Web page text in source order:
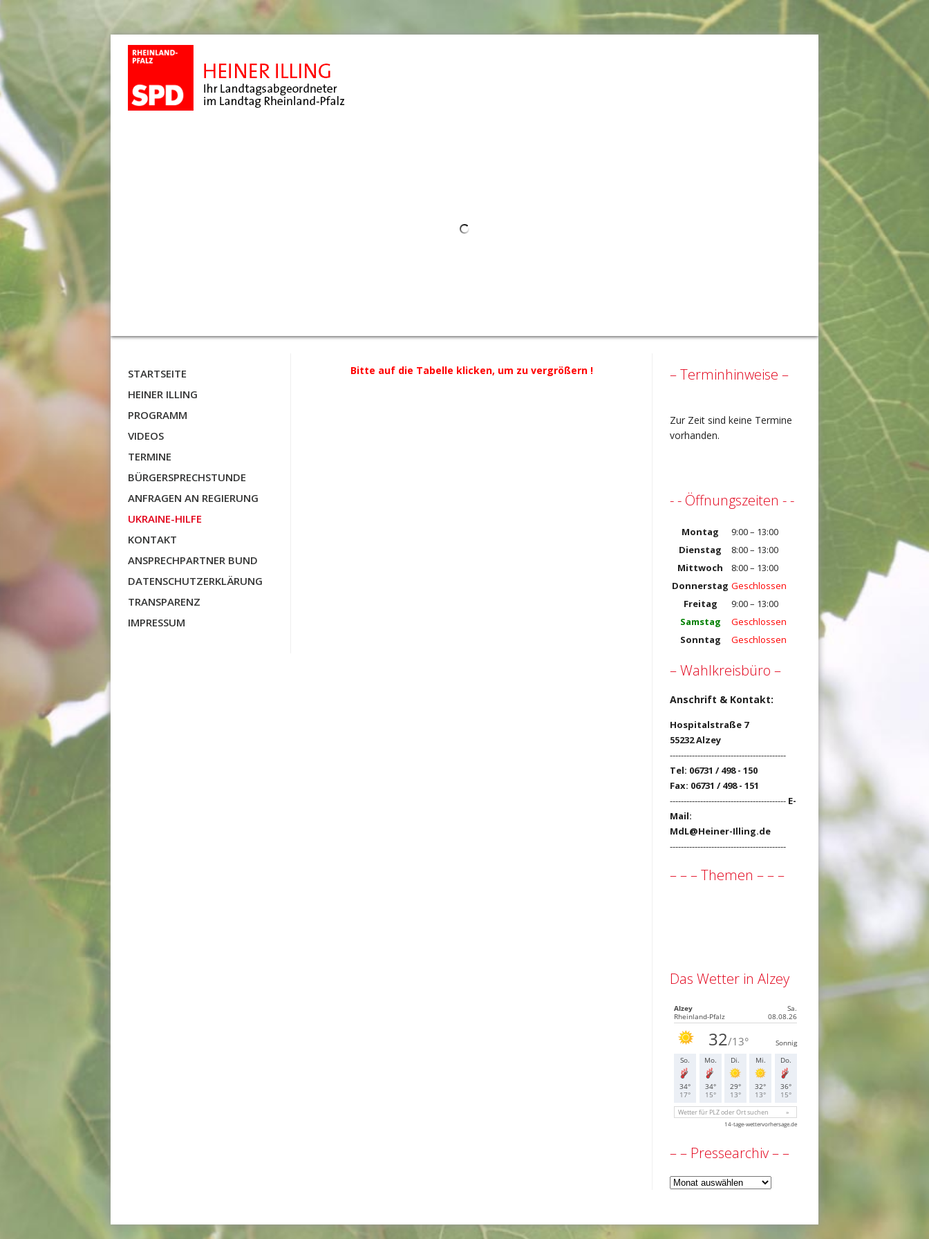
STARTSEITE
HEINER ILLING
PROGRAMM
VIDEOS
TERMINE
BÜRGERSPRECHSTUNDE
ANFRAGEN AN REGIERUNG
UKRAINE-HILFE
KONTAKT
ANSPRECHPARTNER BUND
DATENSCHUTZERKLÄRUNG
TRANSPARENZ
IMPRESSUM
Bitte auf die Tabelle klicken, um zu vergrößern ! – Terminhinweise –
Zur Zeit sind keine Termine
vorhanden.
- - Öffnungszeiten - -
Montag
9:00 – 13:00
Dienstag
8:00 – 13:00
Mittwoch
8:00 – 13:00
Donnerstag Geschlossen
Freitag
9:00 – 13:00
Samstag
Geschlossen
Sonntag
Geschlossen
– Wahlkreisbüro –
Anschrift & Kontakt:
Hospitalstraße 7
55232 Alzey
------------------------------------------
Tel: 06731 / 498 - 150
Fax: 06731 / 498 - 151
------------------------------------------ E-
Mail:
MdL@Heiner-Illing.de
------------------------------------------
– – – Themen – – –
Das Wetter in Alzey
– – Pressearchiv – –
–